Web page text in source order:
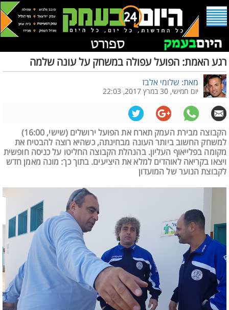
רגע האמת: הפועל עפולה במשחק על עונה שלמה
מאת: שלומי אלבז
יום חמישי, 30 במרץ 2017, 22:03
הקבוצה מבירת העמק תארח את הפועל ירושלים (שישי, 16:00)
למשחק החשוב ביותר העונה מבחינתה, כשהיא רוצה להבטיח את
מקומה בפלייאוף העליון. בהנהלת הקבוצה החליטו על כניסה חופשית
ויצאו בקריאה לאוהדים למלא את היציעים. בתוך כך: מונה מאמן חדש
לקבוצת הנוער של המועדון